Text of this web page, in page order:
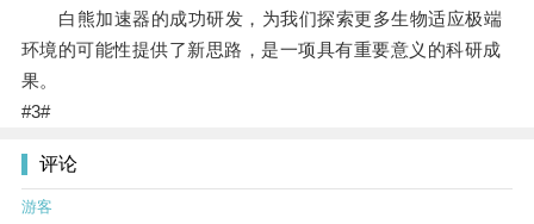
白熊加速器的成功研发，为我们探索更多生物适应极端
环境的可能性提供了新思路，是一项具有重要意义的科研成
果。
#3#
评论
游客